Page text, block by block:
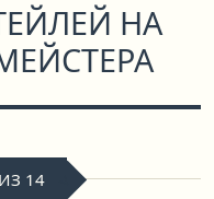
НА
14